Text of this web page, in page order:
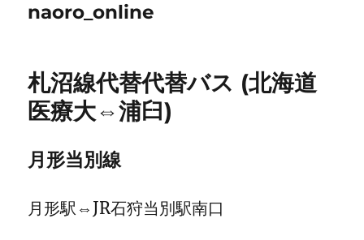
naoro_online
札沼線代替代替バス (北海道
医療大⇔浦臼)
月形当別線
月形駅⇔JR石狩当別駅南口